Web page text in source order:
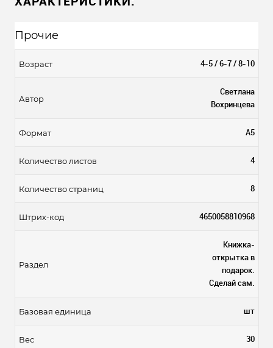
Прочие
Возраст 4-5 / 6-7 / 8-10
Автор
Светлана
Вохринцева
Формат А5
Количество листов 4
Количество страниц 8
Штрих-код 4650058810968
Раздел
Книжка-
открытка в
подарок.
Cделай сам.
Базовая единица шт
Вес 30